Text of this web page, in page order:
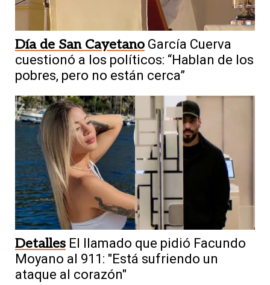
Día de San Cayetano García Cuerva
cuestionó a los políticos: “Hablan de los
pobres, pero no están cerca”
Detalles El llamado que pidió Facundo
Moyano al 911: "Está sufriendo un
ataque al corazón"